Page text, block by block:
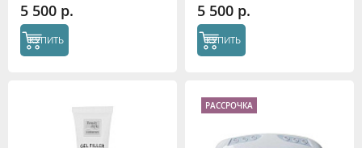
5 500 р.
КУПИТЬ
5 500 р.
КУПИТЬ
РАССРОЧКА